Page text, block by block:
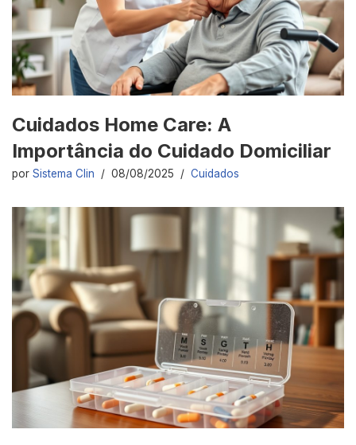
Cuidados Home Care: A
Importância do Cuidado Domiciliar
por Sistema Clin 08/08/2025 Cuidados